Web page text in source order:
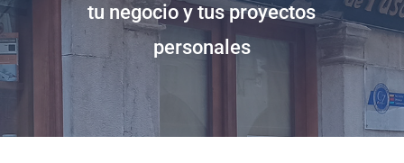
tu negocio y tus proyectos
personales